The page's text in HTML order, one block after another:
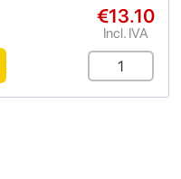
€13.10
Incl. IVA